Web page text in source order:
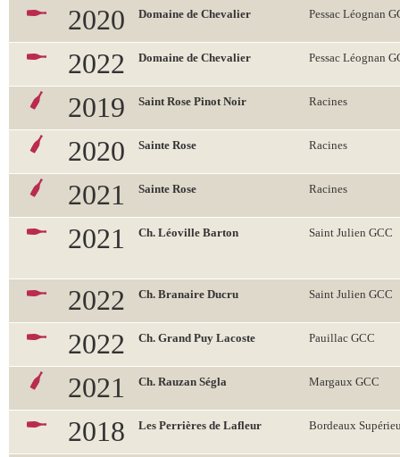
2020 Domaine de Chevalier Pessac Léognan
2022 Domaine de Chevalier Pessac Léognan
2019 Saint Rose Pinot Noir Racines
2020 Sainte Rose Racines
2021 Sainte Rose Racines
2021 Ch. Léoville Barton Saint Julien GCC
2022 Ch. Branaire Ducru Saint Julien GCC
2022 Ch. Grand Puy Lacoste Pauillac GCC
2021 Ch. Rauzan Ségla Margaux GCC
2018 Les Perrières de Lafleur Bordeaux